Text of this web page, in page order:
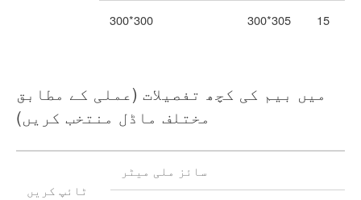
300*300 300*305 15
میں بیم کی کچھ تفصیلات (عملی کے مطابق
مختلف ماڈل منتخب کریں)
ٹائپ کریں
سائز ملی میٹر